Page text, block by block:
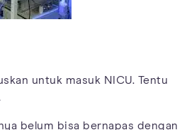
untuk masuk NICU. Tentu
belum bisa bernapas dengan